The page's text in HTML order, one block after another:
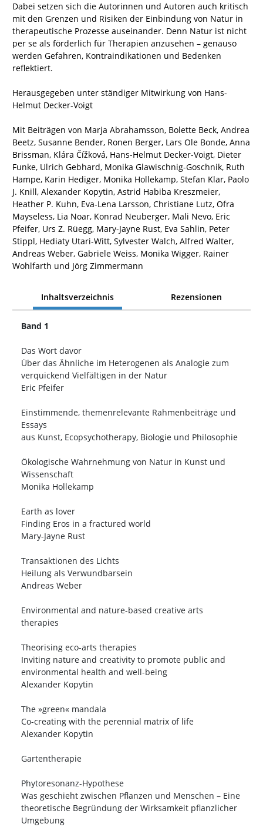
Dabei setzen sich die Autorinnen und Autoren auch kritisch
mit den Grenzen und Risiken der Einbindung von Natur in
therapeutische Prozesse auseinander. Denn Natur ist nicht
per se als förderlich für Therapien anzusehen – genauso
werden Gefahren, Kontraindikationen und Bedenken
reflektiert.
Herausgegeben unter ständiger Mitwirkung von Hans-
Helmut Decker-Voigt
Mit Beiträgen von Marja Abrahamsson, Bolette Beck, Andrea
Beetz, Susanne Bender, Ronen Berger, Lars Ole Bonde, Anna
Brissman, Klára Čížková, Hans-Helmut Decker-Voigt, Dieter
Funke, Ulrich Gebhard, Monika Glawischnig-Goschnik, Ruth
Hampe, Karin Hediger, Monika Hollekamp, Stefan Klar, Paolo
J. Knill, Alexander Kopytin, Astrid Habiba Kreszmeier,
Heather P. Kuhn, Eva-Lena Larsson, Christiane Lutz, Ofra
Mayseless, Lia Noar, Konrad Neuberger, Mali Nevo, Eric
Pfeifer, Urs Z. Rüegg, Mary-Jayne Rust, Eva Sahlin, Peter
Stippl, Hediaty Utari-Witt, Sylvester Walch, Alfred Walter,
Andreas Weber, Gabriele Weiss, Monika Wigger, Rainer
Wohlfarth und Jörg Zimmermann
Inhaltsverzeichnis Rezensionen
Band 1
Das Wort davor
Über das Ähnliche im Heterogenen als Analogie zum
verquickend Vielfältigen in der Natur
Eric Pfeifer
Einstimmende, themenrelevante Rahmenbeiträge und
Essays
aus Kunst, Ecopsychotherapy, Biologie und Philosophie
Ökologische Wahrnehmung von Natur in Kunst und
Wissenschaft
Monika Hollekamp
Earth as lover
Finding Eros in a fractured world
Mary-Jayne Rust
Transaktionen des Lichts
Heilung als Verwundbarsein
Andreas Weber
Environmental and nature-based creative arts
therapies
Theorising eco-arts therapies
Inviting nature and creativity to promote public and
environmental health and well-being
Alexander Kopytin
The »green« mandala
Co-creating with the perennial matrix of life
Alexander Kopytin
Gartentherapie
Phytoresonanz-Hypothese
Was geschieht zwischen Pflanzen und Menschen – Eine
theoretische Begründung der Wirksamkeit pflanzlicher
Umgebung